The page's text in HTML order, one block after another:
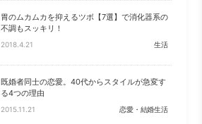
胃のムカムカを抑えるツボ【7選】で消化器系の
不調もスッキリ！
2018.4.21 生活
既婚者同士の恋愛。40代からスタイルが急変す
る4つの理由
2015.11.21 恋愛・結婚生活